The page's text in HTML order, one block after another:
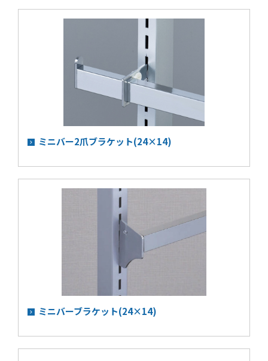
ミニバー2爪ブラケット(24×14)
ミニバーブラケット(24×14)